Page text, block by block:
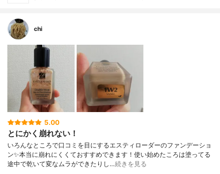
chi
5.00
とにかく崩れない！
いろんなところで口コミを目にするエスティローダーのファンデーショ
ン✨本当に崩れにくくておすすめできます！使い始めたころは塗ってる
途中で乾いて変なムラができたりし…続きを見る